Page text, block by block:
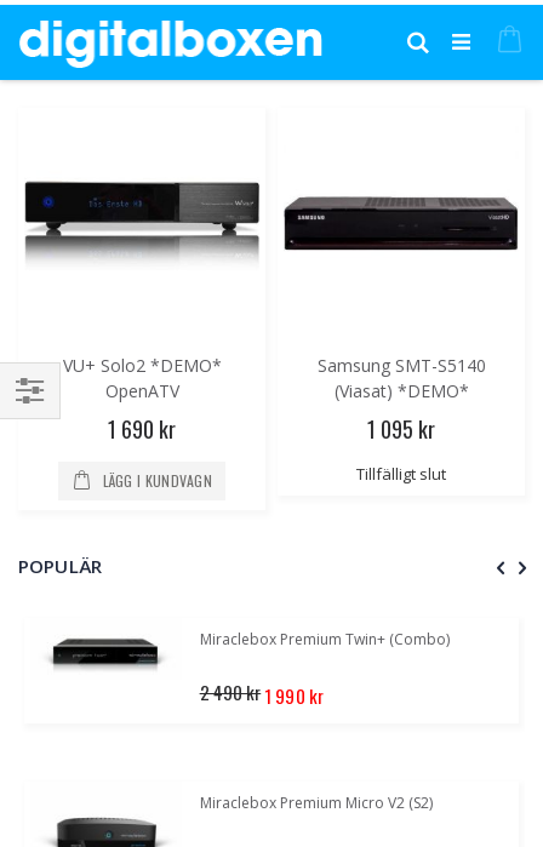
till
innehållet
Sök
VU+ Solo2 *DEMO*
OpenATV
1 690 kr
LÄGG I KUNDVAGN
Samsung SMT-S5140
(Viasat) *DEMO*
1 095 kr
Tillfälligt slut
Handla
POPULÄR
Miraclebox Premium Twin+ (Combo)
2 490 kr Special
Price
1 990 kr
Miraclebox Premium Micro V2 (S2)